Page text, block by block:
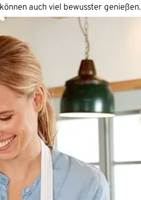
auch viel bewusster genießen.